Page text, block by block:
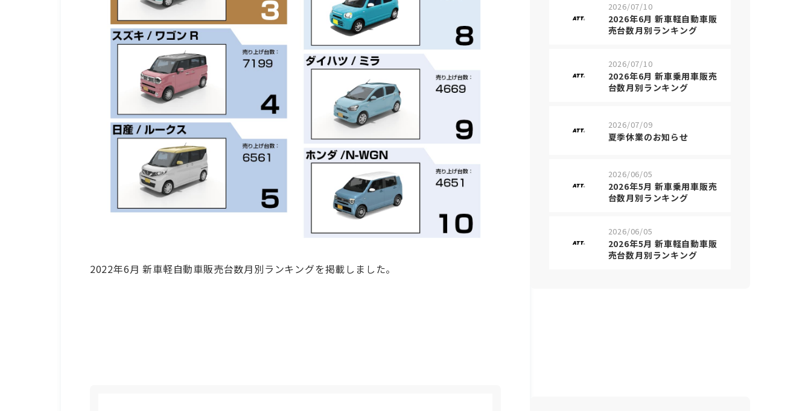
2022年6月 新車軽自動車販売台数月別ランキングを掲載しました。
2026/07/10
2026年6月 新車軽自動車販
売台数月別ランキング
2026/07/10
2026年6月 新車乗用車販売
台数月別ランキング
2026/07/09
夏季休業のお知らせ
2026/06/05
2026年5月 新車乗用車販売
台数月別ランキング
2026/06/05
2026年5月 新車軽自動車販
売台数月別ランキング